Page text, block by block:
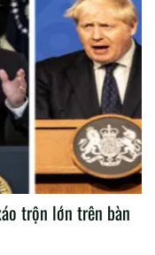
đề thu hút sự chú
trộn lớn trên bàn